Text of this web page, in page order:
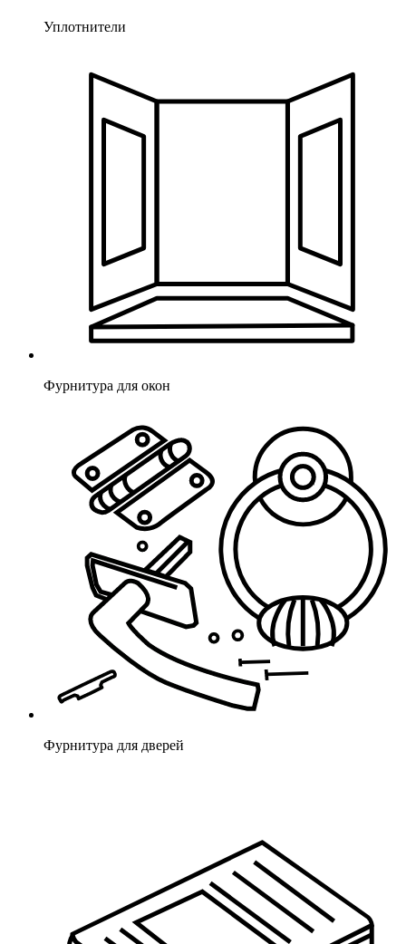
Уплотнители
Фурнитура для окон
Фурнитура для дверей